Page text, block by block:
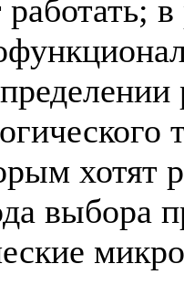
работать; в
хотят
выбора